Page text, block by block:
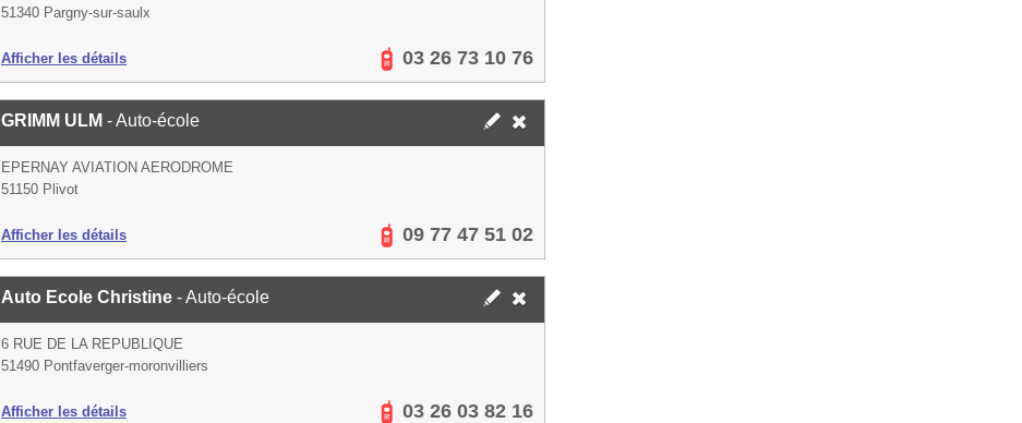
51340 Pargny-sur-saulx
Afficher les détails 03 26 73 10 76
GRIMM ULM - Auto-école
EPERNAY AVIATION AERODROME
51150 Plivot
Afficher les détails 09 77 47 51 02
Auto Ecole Christine - Auto-école
6 RUE DE LA REPUBLIQUE
51490 Pontfaverger-moronvilliers
Afficher les détails 03 26 03 82 16